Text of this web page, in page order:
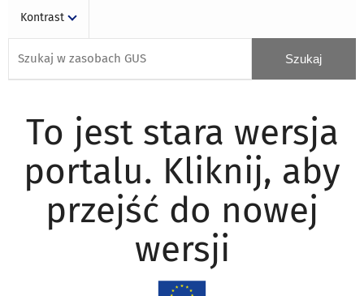
Kontrast
To jest stara wersja
portalu. Kliknij, aby
przejść do nowej
wersji